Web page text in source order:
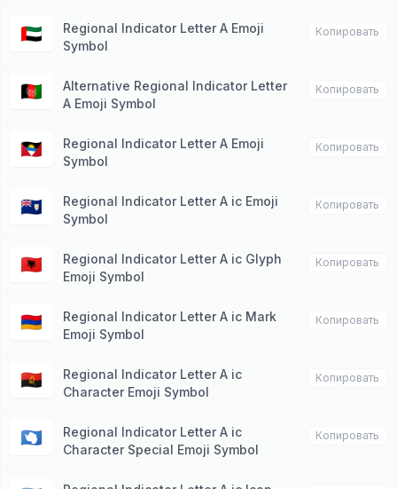
🇦🇪
Regional Indicator Letter A Emoji
Symbol
Копировать
🇦🇫
Alternative Regional Indicator Letter
A Emoji Symbol
Копировать
🇦🇬
Regional Indicator Letter A Emoji
Symbol
Копировать
🇦🇮
Regional Indicator Letter A ic Emoji
Symbol
Копировать
🇦🇱
Regional Indicator Letter A ic Glyph
Emoji Symbol
Копировать
🇦🇲
Regional Indicator Letter A ic Mark
Emoji Symbol
Копировать
🇦🇴
Regional Indicator Letter A ic
Character Emoji Symbol
Копировать
🇦🇶
Regional Indicator Letter A ic
Character Special Emoji Symbol
Копировать